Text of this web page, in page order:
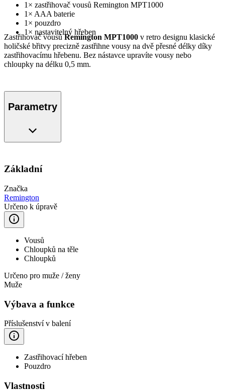
1× zastřihovač vousů Remington MPT1000
1× AAA baterie
1× pouzdro
1× nastavitelný hřeben
Zastřihovač vousůRemington MPT1000 v retro designu klasické
holičské břitvy precizně zastřihne vousy na dvě přesné délky díky
zastřihovacímu hřebenu. Bez nástavce upravíte vousy nebo
chloupky na délku 0,5 mm.
Parametry
Základní
Značka
Remington
Určeno k úpravě
Vousů
Chloupků na těle
Chloupků
Určeno pro muže / ženy
Muže
Výbava a funkce
Příslušenství v balení
Zastřihovací hřeben
Pouzdro
Vlastnosti